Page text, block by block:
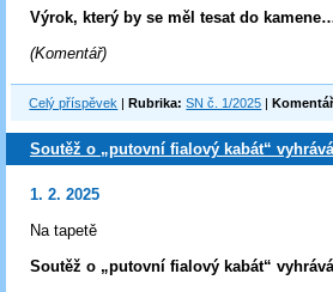
Výrok, který by se měl tesat do
(Komentář)
Celý příspěvek |Rubrika: SN č. 1/2025 |
Soutěž o „putovní fialový kabát“
1. 2. 2025
Na tapetě
Soutěž o „putovní fialový kabát“